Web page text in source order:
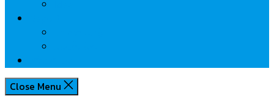
Close Menu